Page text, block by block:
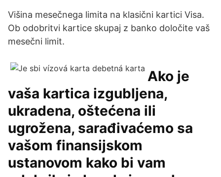
Višina mesečnega limita na klasični kartici Visa.
Ob odobritvi kartice skupaj z banko določite vaš
mesečni limit.
Ako je
vaša kartica izgubljena,
ukradena, oštećena ili
ugrožena, sarađivaćemo sa
vašom finansijskom
ustanovom kako bi vam